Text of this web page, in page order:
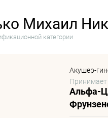
Михаил
категории
Акушер-
Принимает
Альфа-